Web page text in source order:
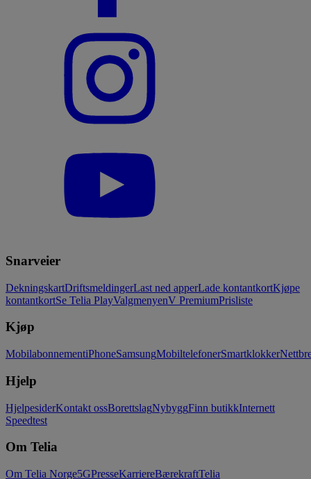
Snarveier
DekningskartDriftsmeldingerLast ned apperLade kontantkortKjøpe
kontantkortSe Telia PlayValgmenyenV PremiumPrisliste
Kjøp
MobilabonnementiPhoneSamsungMobiltelefonerSmartklokker
Hjelp
HjelpesiderKontakt ossBorettslagNybyggFinn butikkInternett
Speedtest
Om Telia
Om Telia Norge5GPresseKarriereBærekraftTelia